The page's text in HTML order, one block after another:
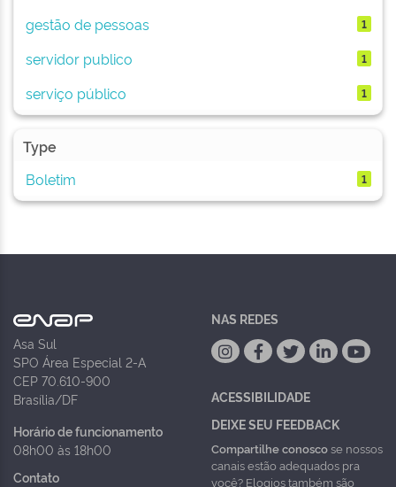
gestão de pessoas 1
servidor publico 1
serviço público 1
Type
Boletim
1
Asa Sul
SPO Área Especial 2-A
CEP 70.610-900
Brasília/DF
Horário de funcionamento
08h00 às 18h00
Contato
NAS REDES
ACESSIBILIDADE
DEIXE SEU FEEDBACK
Compartilhe conoscose nossos
canais estão adequados pra
você? Elogios também são